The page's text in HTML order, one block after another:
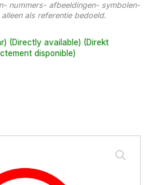
nummers- afbeeldingen- symbolen-
als referentie bedoeld.
(Directly available) (Direkt
disponible)